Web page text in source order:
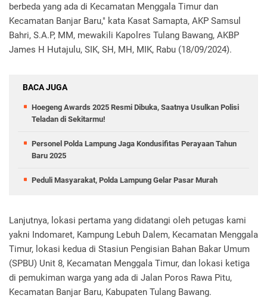
berbeda yang ada di Kecamatan Menggala Timur dan
Kecamatan Banjar Baru," kata Kasat Samapta, AKP Samsul
Bahri, S.A.P, MM, mewakili Kapolres Tulang Bawang, AKBP
James H Hutajulu, SIK, SH, MH, MIK, Rabu (18/09/2024).
BACA JUGA
Hoegeng Awards 2025 Resmi Dibuka, Saatnya Usulkan Polisi
Teladan di Sekitarmu!
Personel Polda Lampung Jaga Kondusifitas Perayaan Tahun
Baru 2025
Peduli Masyarakat, Polda Lampung Gelar Pasar Murah
Lanjutnya, lokasi pertama yang didatangi oleh petugas kami
yakni Indomaret, Kampung Lebuh Dalem, Kecamatan Menggala
Timur, lokasi kedua di Stasiun Pengisian Bahan Bakar Umum
(SPBU) Unit 8, Kecamatan Menggala Timur, dan lokasi ketiga
di pemukiman warga yang ada di Jalan Poros Rawa Pitu,
Kecamatan Banjar Baru, Kabupaten Tulang Bawang.